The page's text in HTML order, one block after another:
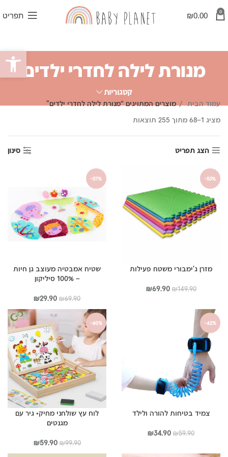
0
₪0.00 תפריט
מנורת לילה לחדרי ילדים
קטגוריות
עמוד הבית
מוצרים המתויגים “מנורת לילה לחדרי ילדים”
מציג 1–68 מתוך 255 תוצאות
הצג תפריט
סינון
-53%
מזרן ג’ימבורי משטח פעילות
₪149.90
המחיר₪69.90
המחיר
-57%
שטיח אמבטיה מעוצב גן חיות
– 100% סיליקון
₪69.90
המחיר
המקורי
היה:
₪69.90.
₪29.90
המחיר
הנוכחי
הוא:
₪29.90.
-42%
צמיד בטיחות להורה ולילד
₪59.90
המחיר
היה:
₪34.90
המחיר
הוא:
-40%
לוח עץ שולחני מחיק+ גיר עם
מגנטים
₪99.90
המחיר
המקורי
₪59.90
המחיר
הנוכחי
פתח